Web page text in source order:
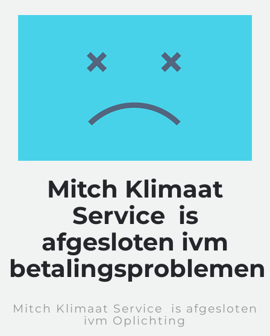
Mitch Klimaat
Service is
afgesloten ivm
betalingsproblemen
Mitch Klimaat Service is afgesloten
ivm Oplichting